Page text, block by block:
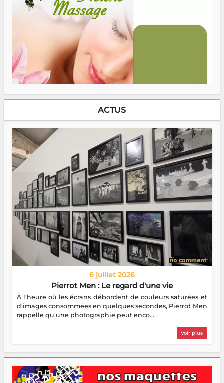
ACTUS
6 juillet 2026
Pierrot Men : Le regard d'une vie
À l'heure où les écrans débordent de couleurs saturées et
d'images consommées en quelques secondes, Pierrot Men
rappelle qu'une photographie peut enco...
Voir plus